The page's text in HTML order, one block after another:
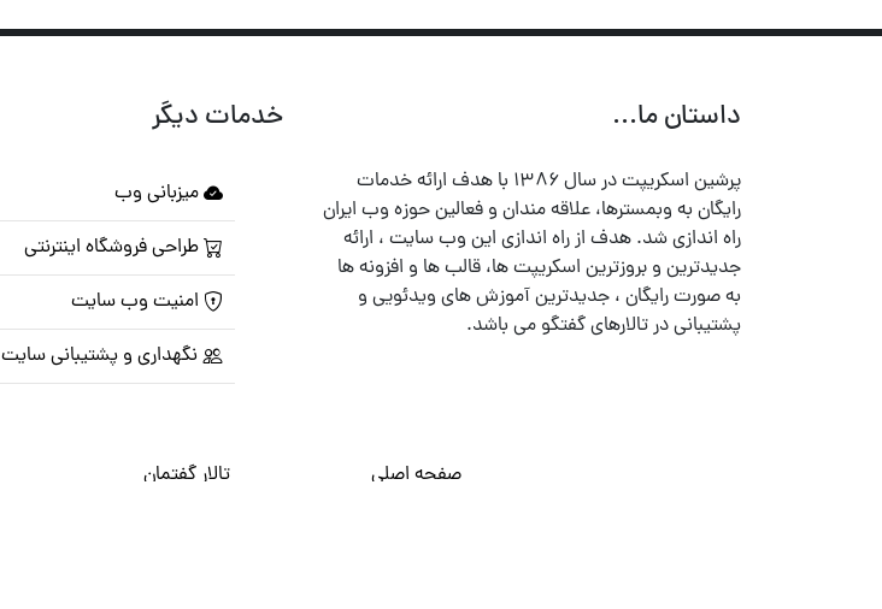
داستان ما...
پرشین اسکریپت در سال ۱۳۸۶ با هدف ارائه خدمات
رایگان به وبمسترها، علاقه مندان و فعالین حوزه وب ایران
راه اندازی شد. هدف از راه اندازی این وب سایت ، ارائه
جدیدترین و بروزترین اسکریپت ها، قالب ها و افزونه ها
به صورت رایگان ، جدیدترین آموزش های ویدئویی و
پشتیبانی در تالارهای گفتگو می باشد.
خدمات دیگر
میزبانی وب
طراحی فروشگاه اینترنتی
امنیت وب سایت
نگهداری و پشتیبانی سایت
صفحه اصلی تالار گفتمان